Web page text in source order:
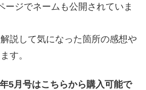
ージでネームも公開されていま
説して気になった箇所の感想や
す。
5月号はこちらから購入可能で